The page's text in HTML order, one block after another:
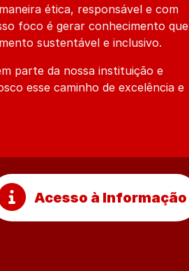
ética, responsável e com
foco é gerar conhecimento que
sustentável e inclusivo.
parte da nossa instituição e
esse caminho de excelência e
Acesso à Informação